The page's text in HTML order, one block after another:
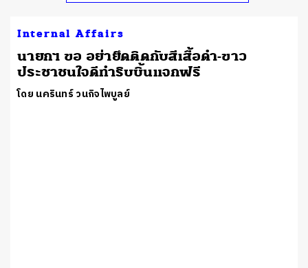
Internal Affairs
นายกฯ ขอ อย่ายึดติดกับสีเสื้อดำ-ขาว
ประชาชนใจดีทำริบบิ้นแจกฟรี
โดย นครินทร์ วนกิจไพบูลย์